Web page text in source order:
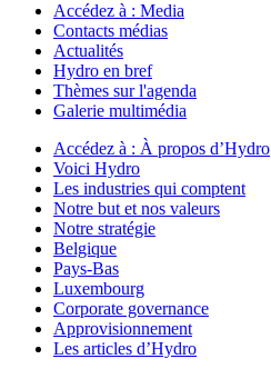
Accédez à : Media
Contacts médias
Actualités
Hydro en bref
Thèmes sur l'agenda
Galerie multimédia
Accédez à : À propos d’Hydro
Voici Hydro
Les industries qui comptent
Notre but et nos valeurs
Notre stratégie
Belgique
Pays-Bas
Luxembourg
Corporate governance
Approvisionnement
Les articles d’Hydro